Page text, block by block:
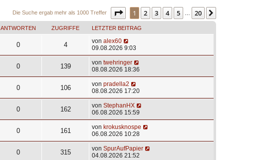
Die Suche ergab mehr als 1000 Treffer Seite von20
1 2 3 4 5 20
ANTWORTEN ZUGRIFFE LETZTER BEITRAG
0 4 von alex60
09.08.2026 9:03
0 139 von twehringer
08.08.2026 18:36
0 106 von pradella2
08.08.2026 17:20
0 162 von StephanHX
06.08.2026 15:59
0 161 von krokusknospe
06.08.2026 10:28
0 315 von SpurAufPapier
04.08.2026 21:52